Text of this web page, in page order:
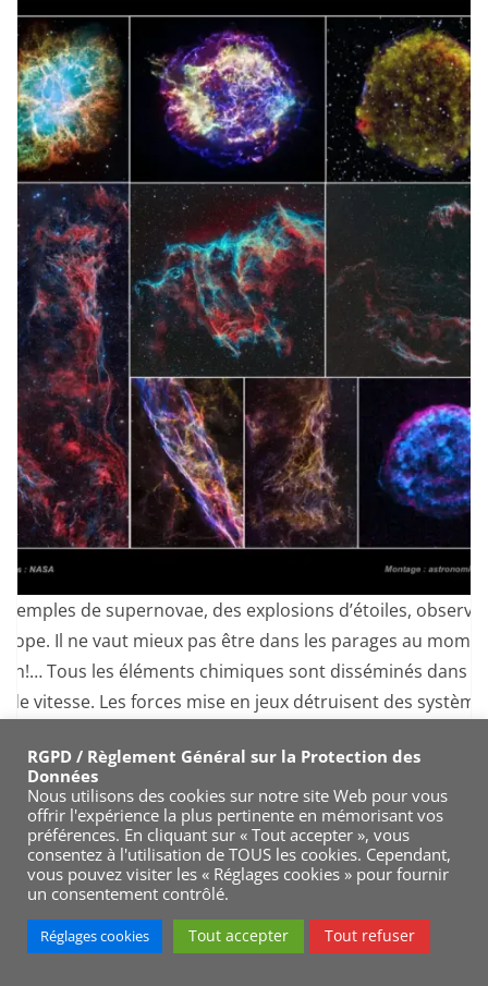
de supernovae, des explosions d’étoiles,
Il ne vaut mieux pas être dans les parages au
Tous les éléments chimiques sont disséminés dans
vitesse. Les forces mise en jeux détruisent des
volant » (flying V) d’une fusion de galaxies: IC 2184. Des
se choquent et s’entrecroisent, détruisant des étoiles
entiers, et créant des nouveaux. Beaucoup de chaos
mondes lointains. Des millions de mondes immortalisés
photographique, les notions de distances sont
Mais comme la Terre renferme de la chaleur en son
RGPD / Règlement Général sur la Protection des
Données
Nous utilisons des cookies sur notre site Web pour vous
offrir l'expérience la plus pertinente en mémorisant vos
préférences. En cliquant sur « Tout accepter », vous
consentez à l'utilisation de TOUS les cookies. Cependant,
vous pouvez visiter les « Réglages cookies » pour fournir
un consentement contrôlé.
Réglages cookies Tout accepter Tout refuser